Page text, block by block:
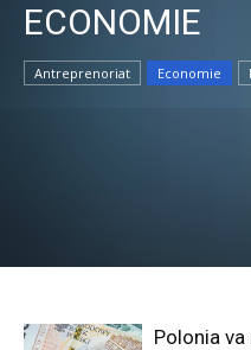
ECONOMIE
Antreprenoriat Economie
Polonia